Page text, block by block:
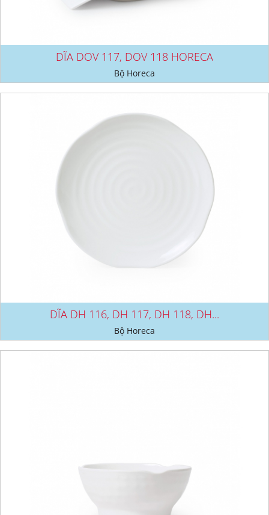
DĨA DOV 117, DOV 118 HORECA
Bộ Horeca
DĨA DH 116, DH 117, DH 118, DH...
Bộ Horeca